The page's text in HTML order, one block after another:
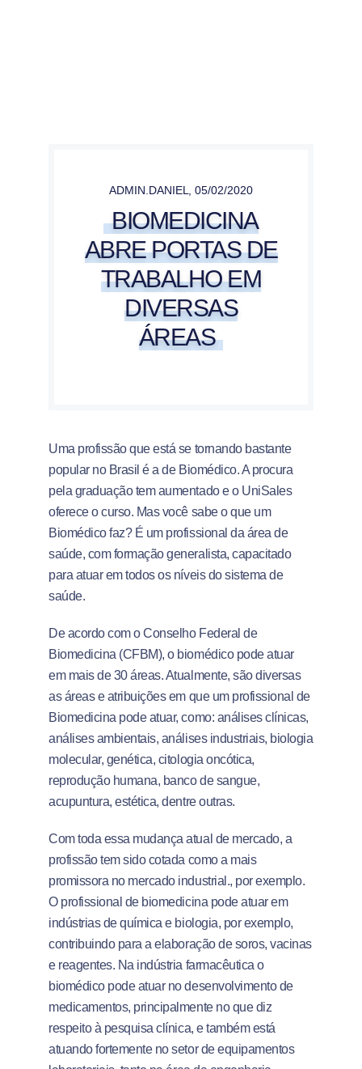
ADMIN.DANIEL,05/02/2020
BIOMEDICINA
ABRE PORTAS DE
TRABALHO EM
DIVERSAS
ÁREAS
Uma profissão que está se tornando bastante
popular no Brasil é a de Biomédico. A procura
pela graduação tem aumentado e o UniSales
oferece o curso. Mas você sabe o que um
Biomédico faz? É um profissional da área de
saúde, com formação generalista, capacitado
para atuar em todos os níveis do sistema de
saúde.
De acordo com o Conselho Federal de
Biomedicina (CFBM), o biomédico pode atuar
em mais de 30 áreas. Atualmente, são diversas
as áreas e atribuições em que um profissional de
Biomedicina pode atuar, como: análises clínicas,
análises ambientais, análises industriais, biologia
molecular, genética, citologia oncótica,
reprodução humana, banco de sangue,
acupuntura, estética, dentre outras.
Com toda essa mudança atual de mercado, a
profissão tem sido cotada como a mais
promissora no mercado industrial., por exemplo.
O profissional de biomedicina pode atuar em
indústrias de química e biologia, por exemplo,
contribuindo para a elaboração de soros, vacinas
e reagentes. Na indústria farmacêutica o
biomédico pode atuar no desenvolvimento de
medicamentos, principalmente no que diz
respeito à pesquisa clínica, e também está
atuando fortemente no setor de equipamentos